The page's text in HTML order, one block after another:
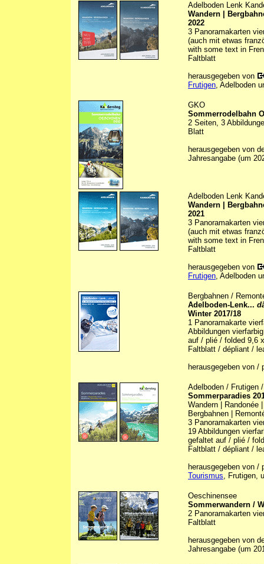
Adelboden Lenk
Wandern |
2022
3 Panoramakarten
(auch mit etwas
with some text in
Faltblatt
herausgegeben von
Frutigen, Adelboden
GKO
Sommerrodelbahn
2 Seiten, 3
Blatt
herausgegeben von
Jahresangabe (um
Adelboden Lenk
Wandern |
2021
3 Panoramakarten
(auch mit etwas
with some text in
Faltblatt
herausgegeben von
Frutigen, Adelboden
Bergbahnen /
Adelboden-Lenk...
Winter 2017/18
1 Panoramakarte
Abbildungen
auf / plié / folded 9,6
Faltblatt / dépliant /
herausgegeben von
Adelboden / Frutigen
Sommerparadies
Wandern | Randonée
Bergbahnen |
3 Panoramakarten
19 Abbildungen
gefaltet auf / plié /
Faltblatt / dépliant /
herausgegeben von
Tourismus, Frutigen,
Oeschinensee
Sommerwandern /
2 Panoramakarten
Faltblatt
herausgegeben von
Jahresangabe (um